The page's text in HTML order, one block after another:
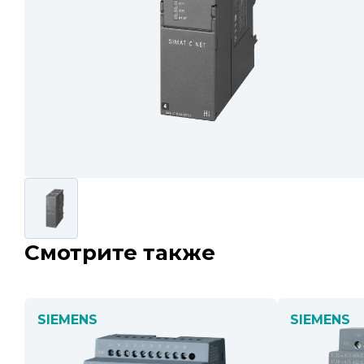
Смотрите также
SIEMENS SIEMENS